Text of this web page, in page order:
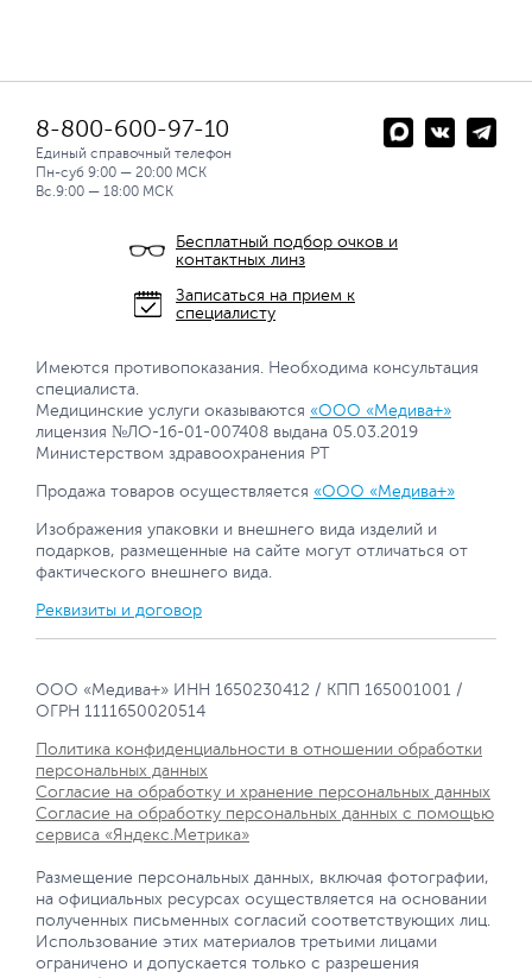
8-800-600-97-10
Единый справочный телефон
Пн-суб 9:00 — 20:00 МСК
Вс.9:00 — 18:00 МСК
Бесплатный подбор очков и
контактных линз
Записаться на прием к
специалисту
Имеются противопоказания. Необходима консультация
специалиста.
Медицинские услуги оказываются «ООО «Медива+»
лицензия №ЛО-16-01-007408 выдана 05.03.2019
Министерством здравоохранения РТ
Продажа товаров осуществляется «ООО «Медива+»
Изображения упаковки и внешнего вида изделий и
подарков, размещенные на сайте могут отличаться от
фактического внешнего вида.
Реквизиты и договор
ООО «Медива+» ИНН 1650230412 / КПП 165001001 /
ОГРН 1111650020514
Политика конфиденциальности в отношении обработки
персональных данных
Согласие на обработку и хранение персональных данных
Согласие на обработку персональных данных с помощью
сервиса «Яндекс.Метрика»
Размещение персональных данных, включая фотографии,
на официальных ресурсах осуществляется на основании
полученных письменных согласий соответствующих лиц.
Использование этих материалов третьими лицами
ограничено и допускается только с разрешения